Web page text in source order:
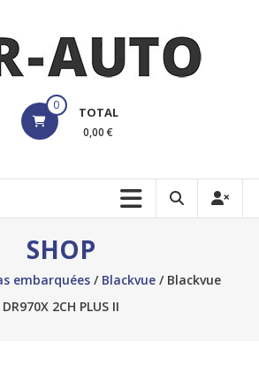
0 TOTAL
0,00 €
SHOP
embarquées/ Blackvue/ Blackvue
DR970X 2CH PLUS II